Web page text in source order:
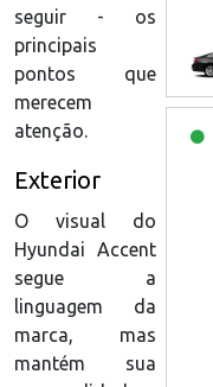
seguir - os
principais
pontos que
merecem
atenção.
Exterior
O visual do
Hyundai Accent
segue a
linguagem da
marca, mas
mantém sua